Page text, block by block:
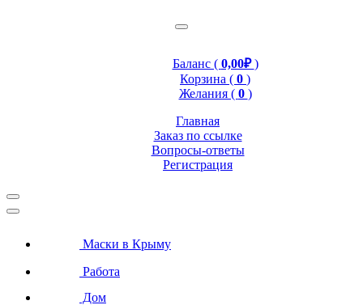
Баланс ( 0,00₽)
Корзина ( 0 )
Желания ( 0 )
Главная
Заказ по ссылке
Вопросы-ответы
Регистрация
Маски в Крыму
Работа
Дом